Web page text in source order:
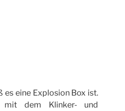
es eine Explosion Box ist.
dem Klinker- und